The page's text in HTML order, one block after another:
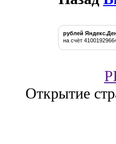
рублей
на счёт
Открытие